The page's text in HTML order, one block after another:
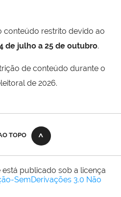
conteúdo restrito devido ao
de julho a 25 de outubro.
de conteúdo durante o
de 2026.
TOPO
publicado sob a licença
SemDerivações 3.0 Não